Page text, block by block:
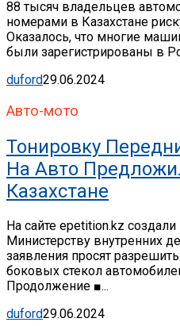
88 тысяч владельцев
номерами в Казахстане
Оказалось, что многие
были зарегистрированы в
duford29.06.2024
Авто-мото
Тонировку
На Авто
Казахстане
На сайте epetition.kz
Министерству внутренних
заявления просят
боковых стекол
Продолжение ■...
duford29.06.2024